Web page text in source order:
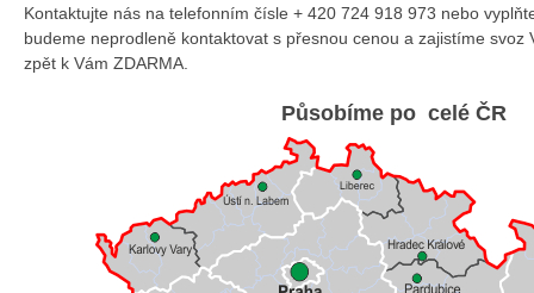
Kontaktujte nás na telefonním čísle + 420 724 918 973 nebo
budeme neprodleně kontaktovat s přesnou cenou a zajistíme svoz
zpět k Vám ZDARMA.
Působíme po celé ČR